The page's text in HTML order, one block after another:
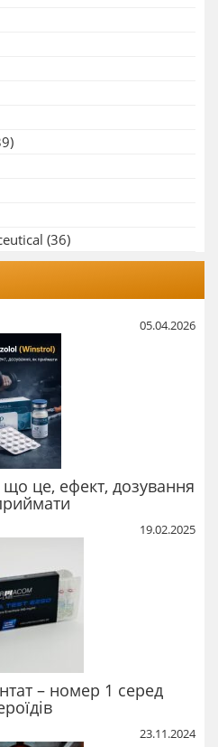
(36)
05.04.2026
це, ефект, дозування
19.02.2025
– номер 1 серед
23.11.2024